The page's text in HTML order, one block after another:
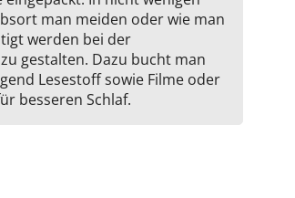
man meiden oder wie man
werden bei der
gestalten. Dazu bucht man
Lesestoff sowie Filme oder
besseren Schlaf.